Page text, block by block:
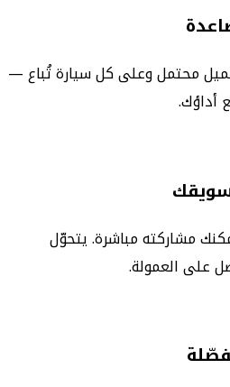
محتمل وعلى كل سيارة تُباع —
أداؤك.
مشاركته مباشرة. يتحوّل
على العمولة.